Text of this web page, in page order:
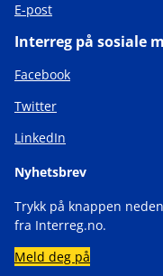
E-post
Interreg på sosiale
Facebook
Twitter
LinkedIn
Nyhetsbrev
Trykk på knappen
fra Interreg.no.
Meld deg på